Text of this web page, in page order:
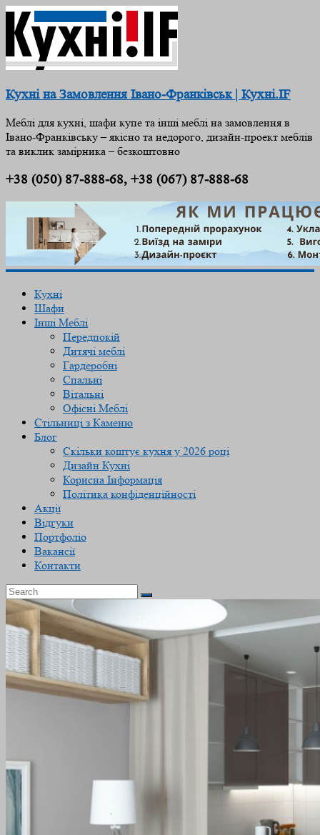
Кухні на Замовлення Івано-Франківськ | Кухні.IF
Меблі для кухні, шафи купе та інші меблі на замовлення в
Івано-Франківську – якісно та недорого, дизайн-проект меблів
та виклик замірника – безкоштовно
+38 (050) 87-888-68, +38 (067) 87-888-68
Кухні
Шафи
Інші Меблі
Передпокій
Дитячі меблі
Гардеробні
Спальні
Вітальні
Офісні Меблі
Стільниці з Каменю
Блог
Скільки коштує кухня у 2026 році
Дизайн Кухні
Корисна Інформація
Політика конфіденційності
Акції
Відгуки
Портфоліо
Вакансії
Контакти